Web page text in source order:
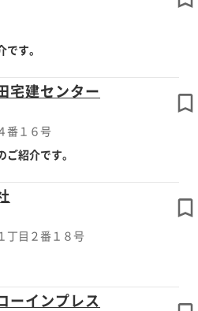
す。
宅建センター
番１６号
紹介です。
丁目２番１８号
ーインプレス